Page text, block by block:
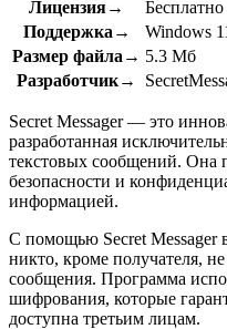
Лицензия→
Бесплатно
Поддержка→
Windows
Размер файла→ 5.3 Мб
Разработчик→
Secret Messager — это
разработанная
текстовых сообщений. Она
безопасности и
информацией.
С помощью Secret Messager
никто, кроме получателя,
сообщения. Программа
шифрования, которые
доступна третьим лицам.